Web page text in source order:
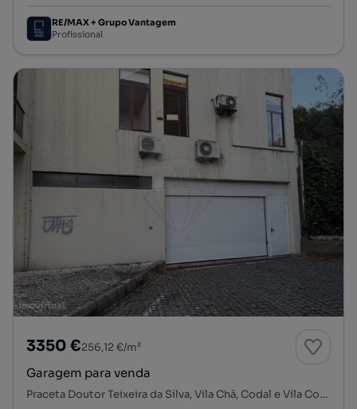
RE/MAX + Grupo Vantagem
Profissional
3350 €256,12 €/m²
Garagem para venda
Praceta Doutor Teixeira da Silva, Vila Chã, Codal e Vila Cova de Perrinho, Vale de Cambra, Aveiro